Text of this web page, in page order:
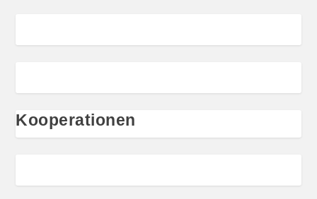
Kooperationen